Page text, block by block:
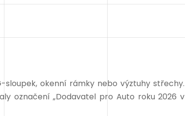
okenní rámky nebo výztuhy střechy.
označení „Dodavatel pro Auto roku 2026 v